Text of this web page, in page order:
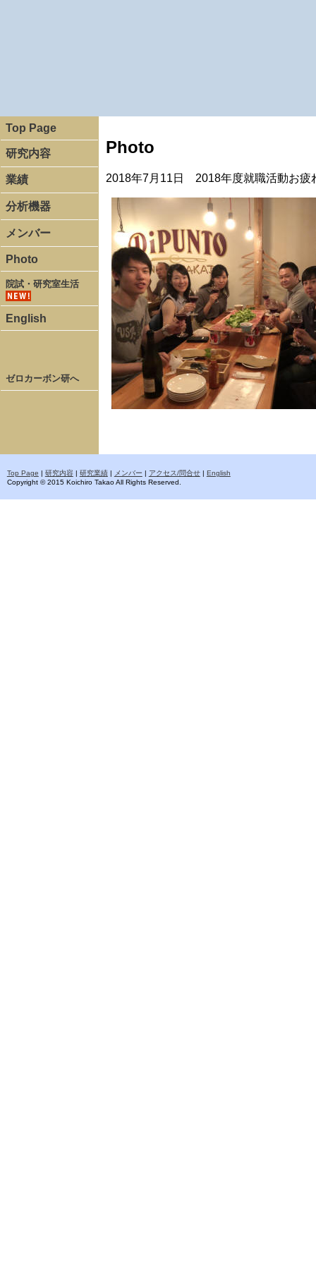
Top Page
研究内容
業績
分析機器
メンバー
Photo
院試・研究室生活
English
ゼロカーボン研へ
Photo
2018年7月11日 2018年度就職活動お疲
Top Page | 研究内容| 研究業績| メンバー | アクセス/問合せ| English
Copyright © 2015 Koichiro Takao All Rights Reserved.